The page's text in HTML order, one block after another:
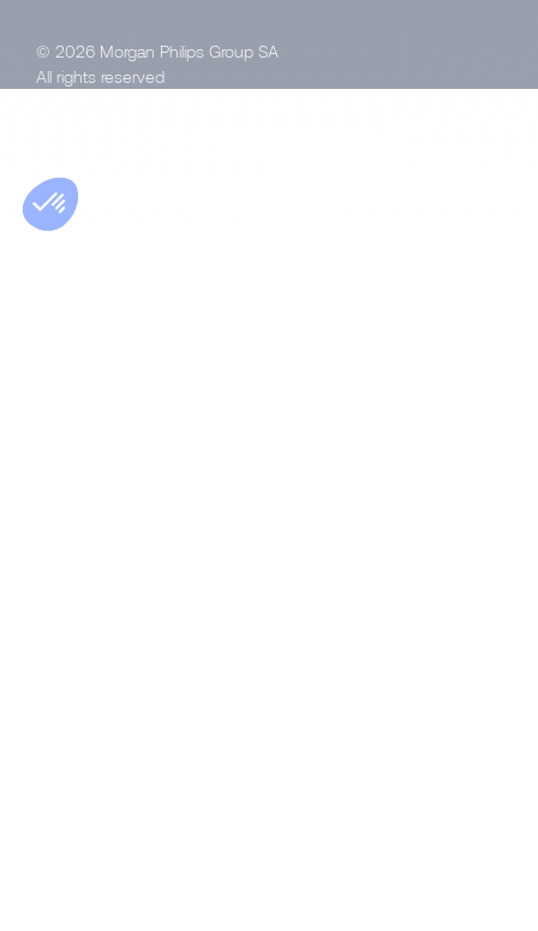
© 2026 Morgan Philips Group SA
All rights reserved